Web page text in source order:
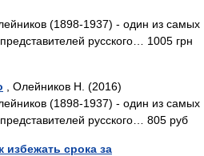
(1898-1937) - один из самых
русского… 1005 грн
, Олейников Н. (2016)
(1898-1937) - один из самых
русского… 805 руб
избежать срока за